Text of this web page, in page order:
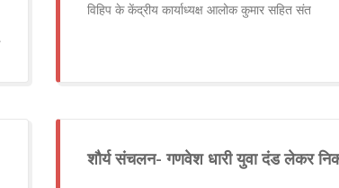
विहिप के केंद्रीय कार्याध्यक्ष आलोक कुमार सहित संत
शौर्य संचलन- गणवेश धारी युवा दंड लेकर